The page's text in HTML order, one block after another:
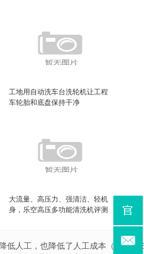
工地用自动洗车台洗轮机让工程
车轮胎和底盘保持干净
大流量、高压力、强清洁、轻机
身，乐空高压多功能清洗机评测
低人工，也降低了人工成本（道路清